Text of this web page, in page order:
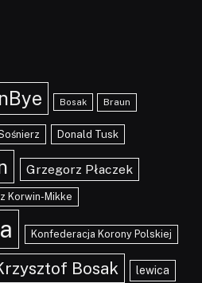
Bosak Braun
Donald Tusk
Grzegorz Płaczek
Korwin-Mikke
Konfederacja Korony Polskiej
Bosak lewica